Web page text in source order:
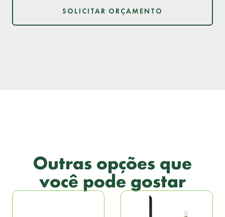
SOLICITAR ORÇAMENTO
Outras opções que
você pode gostar